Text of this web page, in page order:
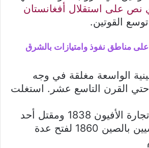
القوتين.
مناطق نفوذ وامتيازات بالشرق
الواسعة مغلقة في وجه
حتي القرن التاسع عشر. استغلت
الحكومة الصينية تجارة الأفيون 1838 ومقتل أحد
المبشرين الفرنسيين بالصين 1860 لفتح عدة